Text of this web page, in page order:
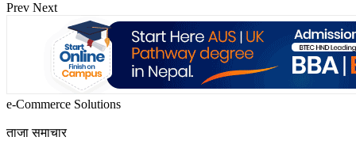
Prev Next
e-Commerce Solutions
ताजा समाचार